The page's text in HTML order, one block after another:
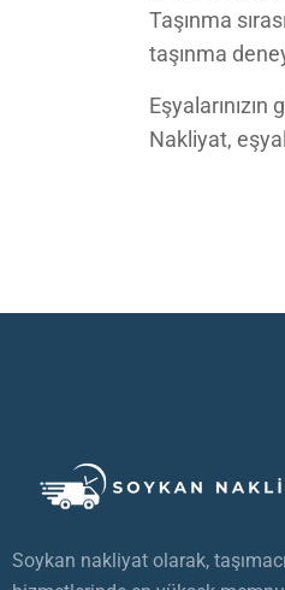
Taşınma
taşınma
Nakliyat,
Soykan nakliyat olarak,